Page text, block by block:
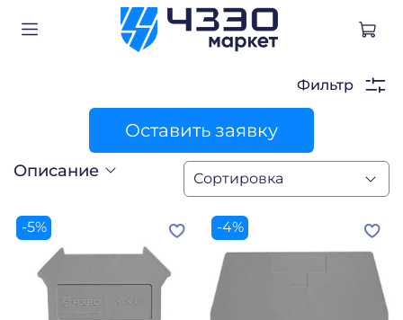
Оставить заявку
Описание
-5% -4%
Фильтр